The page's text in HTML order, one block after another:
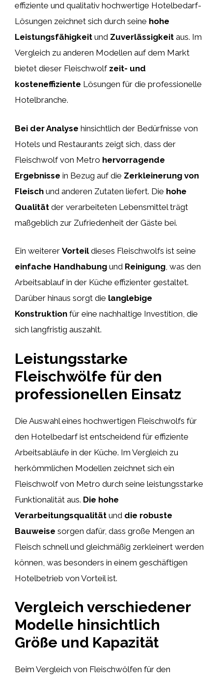
effiziente und qualitativ hochwertige Hotelbedarf-
Lösungen zeichnet sich durch seine hohe
Leistungsfähigkeit und Zuverlässigkeit aus. Im
Vergleich zu anderen Modellen auf dem Markt
bietet dieser Fleischwolf zeit- und
kosteneffiziente Lösungen für die professionelle
Hotelbranche.
Bei der Analyse hinsichtlich der Bedürfnisse von
Hotels und Restaurants zeigt sich, dass der
Fleischwolf von Metro hervorragende
Ergebnisse in Bezug auf die Zerkleinerung von
Fleisch und anderen Zutaten liefert. Die hohe
Qualität der verarbeiteten Lebensmittel trägt
maßgeblich zur Zufriedenheit der Gäste bei.
Ein weiterer Vorteildieses Fleischwolfs ist seine
einfache Handhabung und Reinigung, was den
Arbeitsablauf in der Küche effizienter gestaltet.
Darüber hinaus sorgt die langlebige
Konstruktion für eine nachhaltige Investition, die
sich langfristig auszahlt.
Leistungsstarke
Fleischwölfe für den
professionellen Einsatz
Die Auswahl eines hochwertigen Fleischwolfs für
den Hotelbedarf ist entscheidend für effiziente
Arbeitsabläufe in der Küche. Im Vergleich zu
herkömmlichen Modellen zeichnet sich ein
Fleischwolf von Metro durch seine leistungsstarke
Funktionalität aus. Die hohe
Verarbeitungsqualität und die robuste
Bauweise sorgen dafür, dass große Mengen an
Fleisch schnell und gleichmäßig zerkleinert werden
können, was besonders in einem geschäftigen
Hotelbetrieb von Vorteil ist.
Vergleich verschiedener
Modelle hinsichtlich
Größe und Kapazität
Beim Vergleich von Fleischwölfen für den